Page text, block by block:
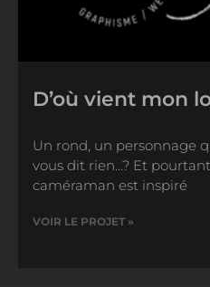
D’où vient mon
Un rond, un personnage
vous dit rien…? Et
caméraman est inspiré
VOIR LE PROJET »